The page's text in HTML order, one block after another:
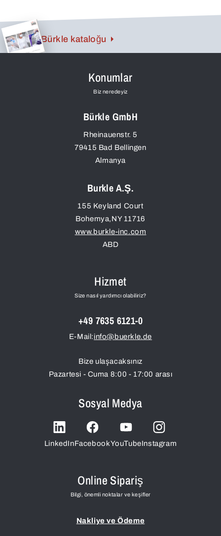
Bürkle kataloğu
Konumlar
Biz neredeyiz
Bürkle GmbH
Rheinauenstr. 5
79415 Bad Bellingen
Almanya
Burkle A.Ş.
155 Keyland Court
Bohemya,NY 11716
www.burkle-inc.com
ABD
Hizmet
Size nasıl yardımcı olabiliriz?
+49 7635 6121-0
E-Mail:info@buerkle.de
Bize ulaşacaksınız
Pazartesi - Cuma 8:00 - 17:00 arası
Sosyal Medya
LinkedInFacebookYouTubeInstagram
Online Sipariş
Bilgi, önemli noktalar ve keşifler
Nakliye ve Ödeme